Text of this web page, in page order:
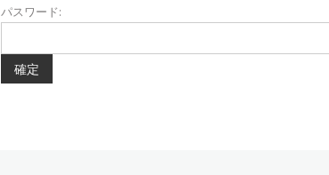
パスワード: